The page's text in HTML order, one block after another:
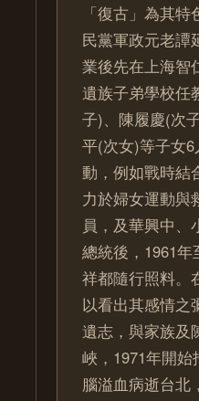
「復古」為其
民黨軍政元老譚
業後先在上海智
遺族子弟學校任
子)、陳履慶(次
平(次女)等子女
動，例如戰時結
力於婦女運動與
員，及華興中
總統後，1961
祥都隨行照料。
以看出其感情之
遺志，與家族及
峽，1971年開
腦溢血病逝台北